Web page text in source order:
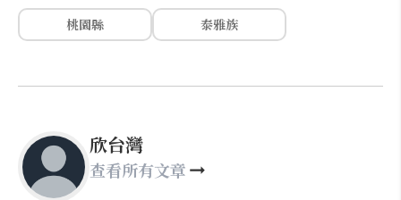
桃園縣 泰雅族
欣台灣
查看所有文章